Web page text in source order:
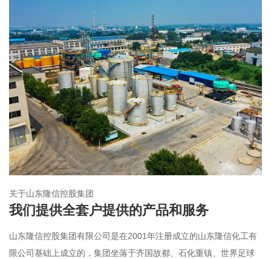
关于山东隆信控股集团
我们提供全套户提供的产品和服务
山东隆信控股集团有限公司是在2001年注册成立的山东隆信化工有
限公司基础上成立的，集团坐落于齐国故都、石化重镇、世界足球